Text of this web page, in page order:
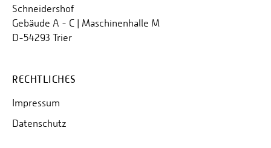
Schneidershof
Gebäude A - C | Maschinenhalle M
D-54293 Trier
RECHTLICHES
Impressum
Datenschutz